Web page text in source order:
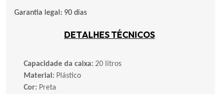
Garantia legal: 90 dias
DETALHES TÉCNICOS
Capacidade da caixa: 20 litros
Material: Plástico
Cor: Preta